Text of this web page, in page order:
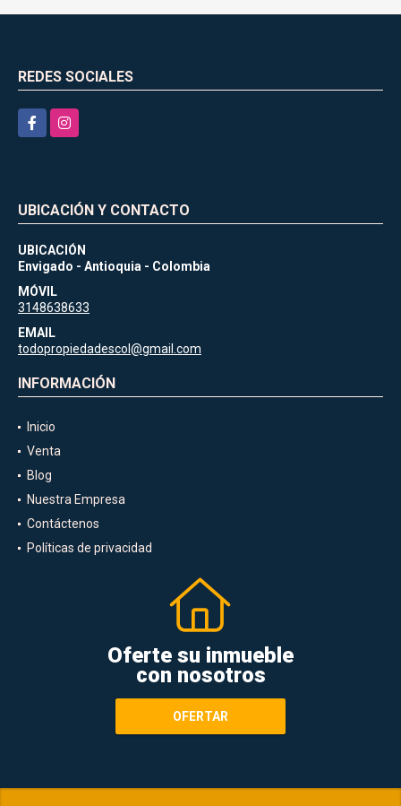
REDES SOCIALES
FacebookInstagram
UBICACIÓN Y CONTACTO
UBICACIÓN
Envigado - Antioquia - Colombia
MÓVIL
3148638633
EMAIL
todopropiedadescol@gmail.com
INFORMACIÓN
Inicio
Venta
Blog
Nuestra Empresa
Contáctenos
Políticas de privacidad
Oferte su inmueble
con nosotros
OFERTAR